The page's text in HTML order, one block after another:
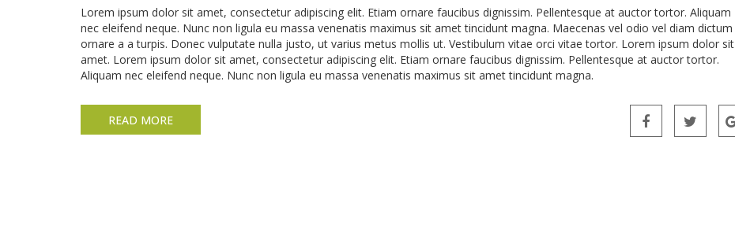
Lorem ipsum dolor sit amet, consectetur adipiscing elit. Etiam ornare faucibus dignissim. Pellentesque at auctor tortor. Aliquam
nec eleifend neque. Nunc non ligula eu massa venenatis maximus sit amet tincidunt magna. Maecenas vel odio vel diam dictum
ornare a a turpis. Donec vulputate nulla justo, ut varius metus mollis ut. Vestibulum vitae orci vitae tortor. Lorem ipsum dolor sit
amet. Lorem ipsum dolor sit amet, consectetur adipiscing elit. Etiam ornare faucibus dignissim. Pellentesque at auctor tortor.
Aliquam nec eleifend neque. Nunc non ligula eu massa venenatis maximus sit amet tincidunt magna.
READ MORE